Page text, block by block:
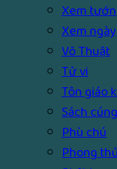
Xem
Xem ngày
Võ Thuật
Tử vi
Tôn giáo
Sách cúng
Phù chú
Phong